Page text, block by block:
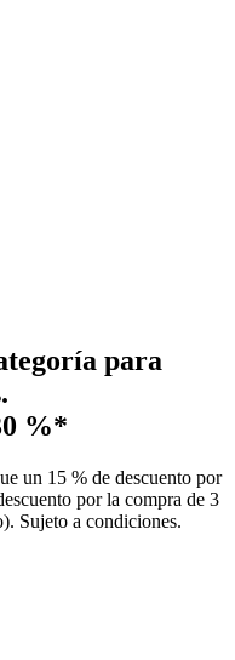
para
%*
un 15 % de descuento por
por la compra de 3
Sujeto a condiciones.